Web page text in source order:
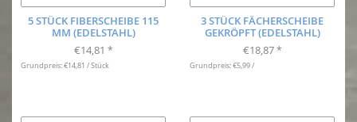
5 STÜCK FIBERSCHEIBE 115
MM (EDELSTAHL)
€14,81 *
Grundpreis: €14,81 / Stück
3 STÜCK FÄCHERSCHEIBE
GEKRÖPFT (EDELSTAHL)
€18,87 *
Grundpreis: €5,99 /